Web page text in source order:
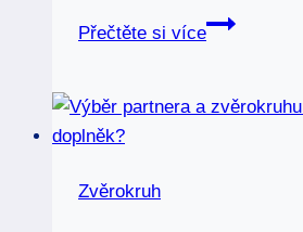
Přečtěte si více
Stříbrné
zvěrokruhu:
Zvěrokruh